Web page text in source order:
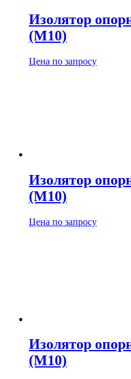
Изолятор
(М10)
Цена по запросу
Изолятор
(М10)
Цена по запросу
Изолятор
(М10)